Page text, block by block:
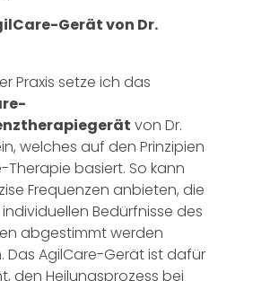
Gerät von Dr.
Praxis setze ich das
von Dr.
welches auf den Prinzipien
Therapie basiert. So kann
Frequenzen anbieten, die
Bedürfnisse des
abgestimmt werden
Das AgilCare-Gerät ist dafür
den Heilungsprozess bei